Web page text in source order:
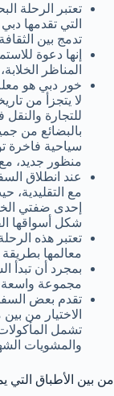
تعتبر الرحلة
التي تقدمها
تدمج بين
إنها دعوة
المناظر
خور دبي هو
لا يتجزأ من
للتجارة
بالبضائع من
سياحية فاخرة
منظور جديد،
عند انطلاق
مع التقليدية،
إحدى ضفتي
شكل أسواقها
تعتبر هذه
معالمها
بمجرد أن تبدأ
مجموعة واسعة
تقدم بعض
الاختيار من
تشمل المأكولات
والمشويات
من بين الأطباق التي